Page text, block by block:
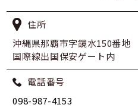
住所
沖縄県那覇市字鏡水150番地
国際線出国保安ゲート内
電話番号
098-987-4153